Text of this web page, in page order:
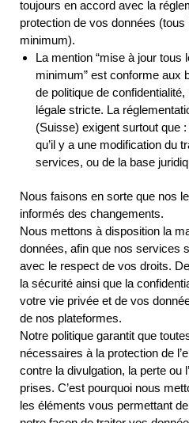
toujours en accord avec la
protection de vos données
minimum).
La mention “mise à jour tous
minimum” est conforme aux
de politique de
légale stricte. La
(Suisse) exigent surtout que
qu’il y a une modification du
services, ou de la base
Nous faisons en sorte que nos
informés des changements.
Nous mettons à disposition la
données, afin que nos services
avec le respect de vos droits.
la sécurité ainsi que la
votre vie privée et de vos
de nos plateformes.
Notre politique garantit que
nécessaires à la protection de
contre la divulgation, la perte ou
prises. C’est pourquoi nous
les éléments vous permettant